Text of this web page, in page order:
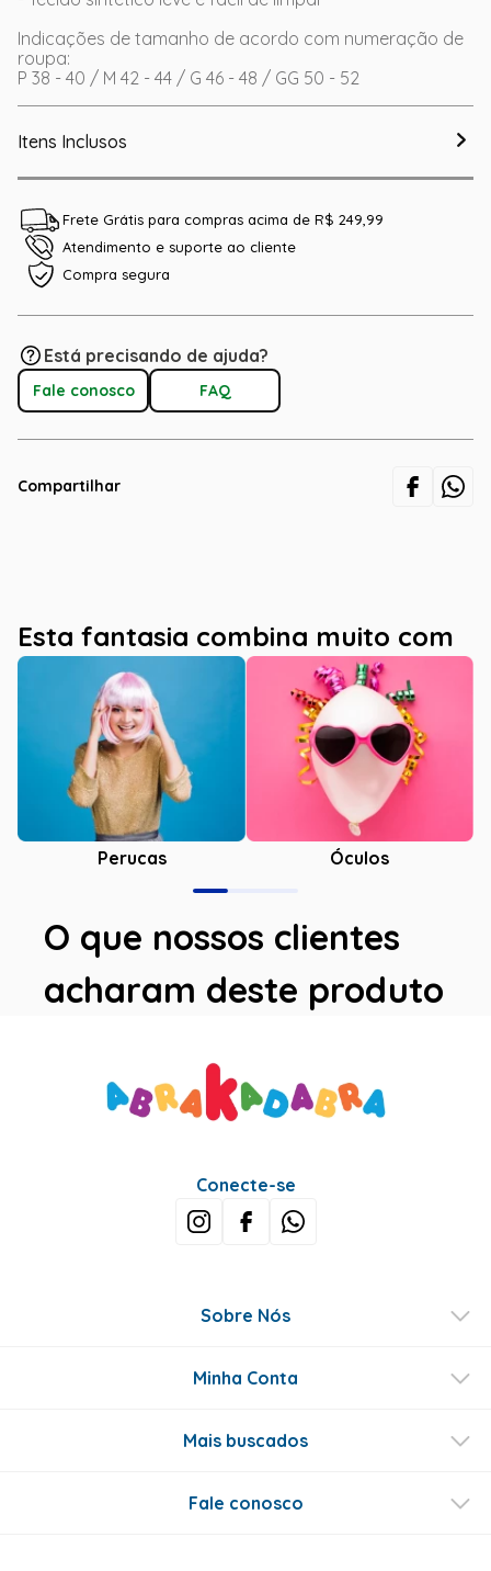
Indicações de tamanho de acordo com numeração de
roupa:
P 38 - 40 / M 42 - 44 / G 46 - 48 / GG 50 - 52
Itens Inclusos
Frete Grátis para compras acima de R$ 249,99
Atendimento e suporte ao cliente
Compra segura
Está precisando de ajuda?
Fale conosco FAQ
Compartilhar
Esta fantasia combina muito com
Perucas Óculos
O que nossos clientes
acharam deste produto
Avaliações